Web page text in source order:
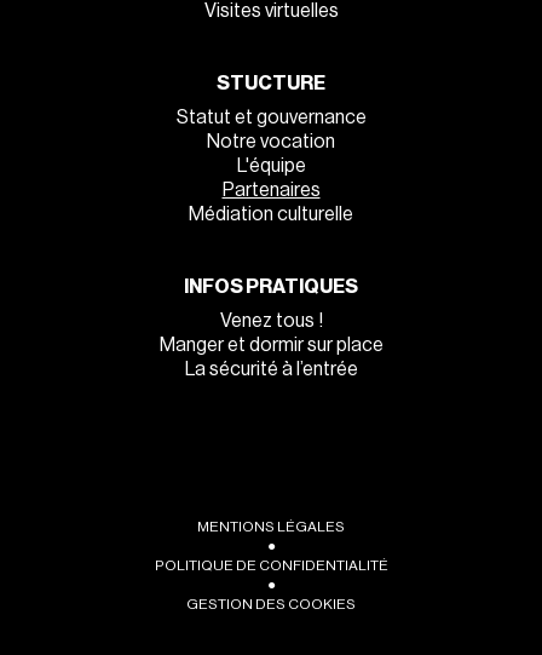
Visites virtuelles
STUCTURE
Statut et gouvernance
Notre vocation
L'équipe
Partenaires
Médiation culturelle
INFOS PRATIQUES
Venez tous !
Manger et dormir sur place
La sécurité à l’entrée
MENTIONS LÉGALES
●
POLITIQUE DE CONFIDENTIALITÉ
●
GESTION DES COOKIES